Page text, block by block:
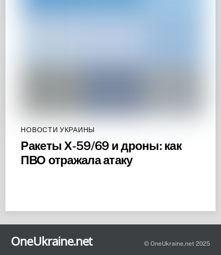
НОВОСТИ УКРАИНЫ
Ракеты Х-59/69 и дроны: как
ПВО отражала атаку
Top
OneUkraine.net © OneUkraine.net 2025